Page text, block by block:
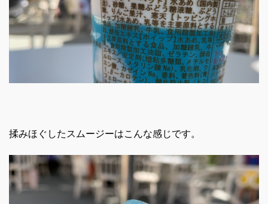
揉みほぐしたスムージーはこんな感じです。